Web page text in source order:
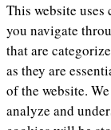
This website
you navigate
that are
as they are
of the website.
analyze and